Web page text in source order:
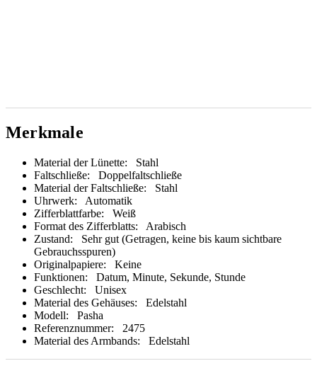
Merkmale
Material der Lünette:
Stahl
Faltschließe:
Doppelfaltschließe
Material der Faltschließe:
Stahl
Uhrwerk:
Automatik
Zifferblattfarbe:
Weiß
Format des Zifferblatts:
Arabisch
Zustand:
Sehr gut (Getragen, keine bis kaum sichtbare
Gebrauchsspuren)
Originalpapiere:
Keine
Funktionen:
Datum, Minute, Sekunde, Stunde
Geschlecht:
Unisex
Material des Gehäuses:
Edelstahl
Modell:
Pasha
Referenznummer:
2475
Material des Armbands:
Edelstahl